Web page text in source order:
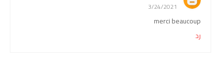
3/24/2021
merci beaucoup
رد